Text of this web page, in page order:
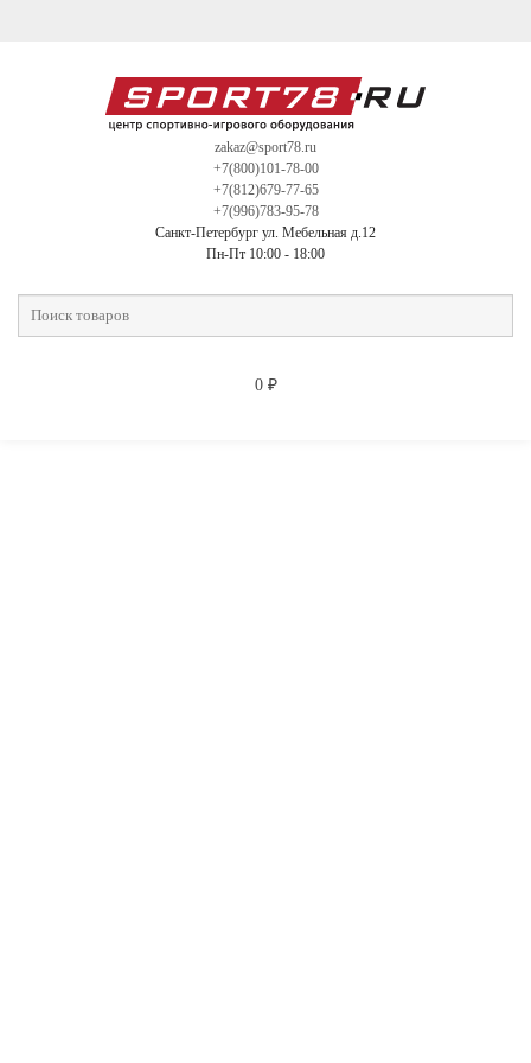
zakaz@sport78.ru
+7(800)101-78-00
+7(812)679-77-65
+7(996)783-95-78
Санкт-Петербург ул. Мебельная д.12
Пн-Пт 10:00 - 18:00
0 ₽